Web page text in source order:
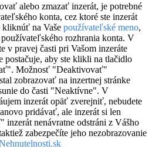
alebo zmazať inzerát, je potrebné
konta, cez ktoré ste inzerát
kliknúť na Vaše používateľské meno,
rozhrania konta. V
v pravej časti pri Vašom inzeráte
postačuje, aby ste klikli na tlačidlo
Možnosť "Deaktivovať"
zobrazovať na inzertnej stránke
do časti "Neaktívne". V
inzerát opäť zverejniť, nebudete
pridávať, ale inzerát si len
inzerát nenávratne odstráni z Vášho
zabezpečíte jeho nezobrazovanie